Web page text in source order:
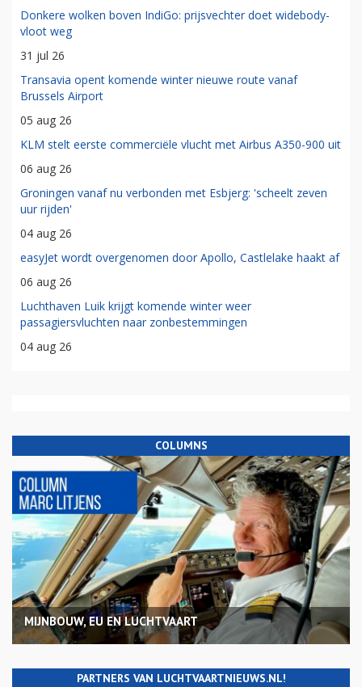
Donkere wolken boven IndiGo: prijsvechter doet widebody-
vloot weg
31 jul 26
Transavia opent komende winter nieuwe route vanaf
Brussels Airport
05 aug 26
KLM stelt eerste commerciële vlucht met Airbus A350-900 uit
06 aug 26
Groningen vanaf nu verbonden met Esbjerg: 'scheelt zeven
uur rijden'
04 aug 26
easyJet wordt overgenomen door Apollo, Castlelake haakt af
06 aug 26
Luchthaven Luik krijgt komende winter weer
passagiersvluchten naar zonbestemmingen
04 aug 26
COLUMNS
MIJNBOUW, EU EN LUCHTVAART
PARTNERS VAN LUCHTVAARTNIEUWS.NL!